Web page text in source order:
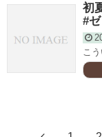
初
#
こ